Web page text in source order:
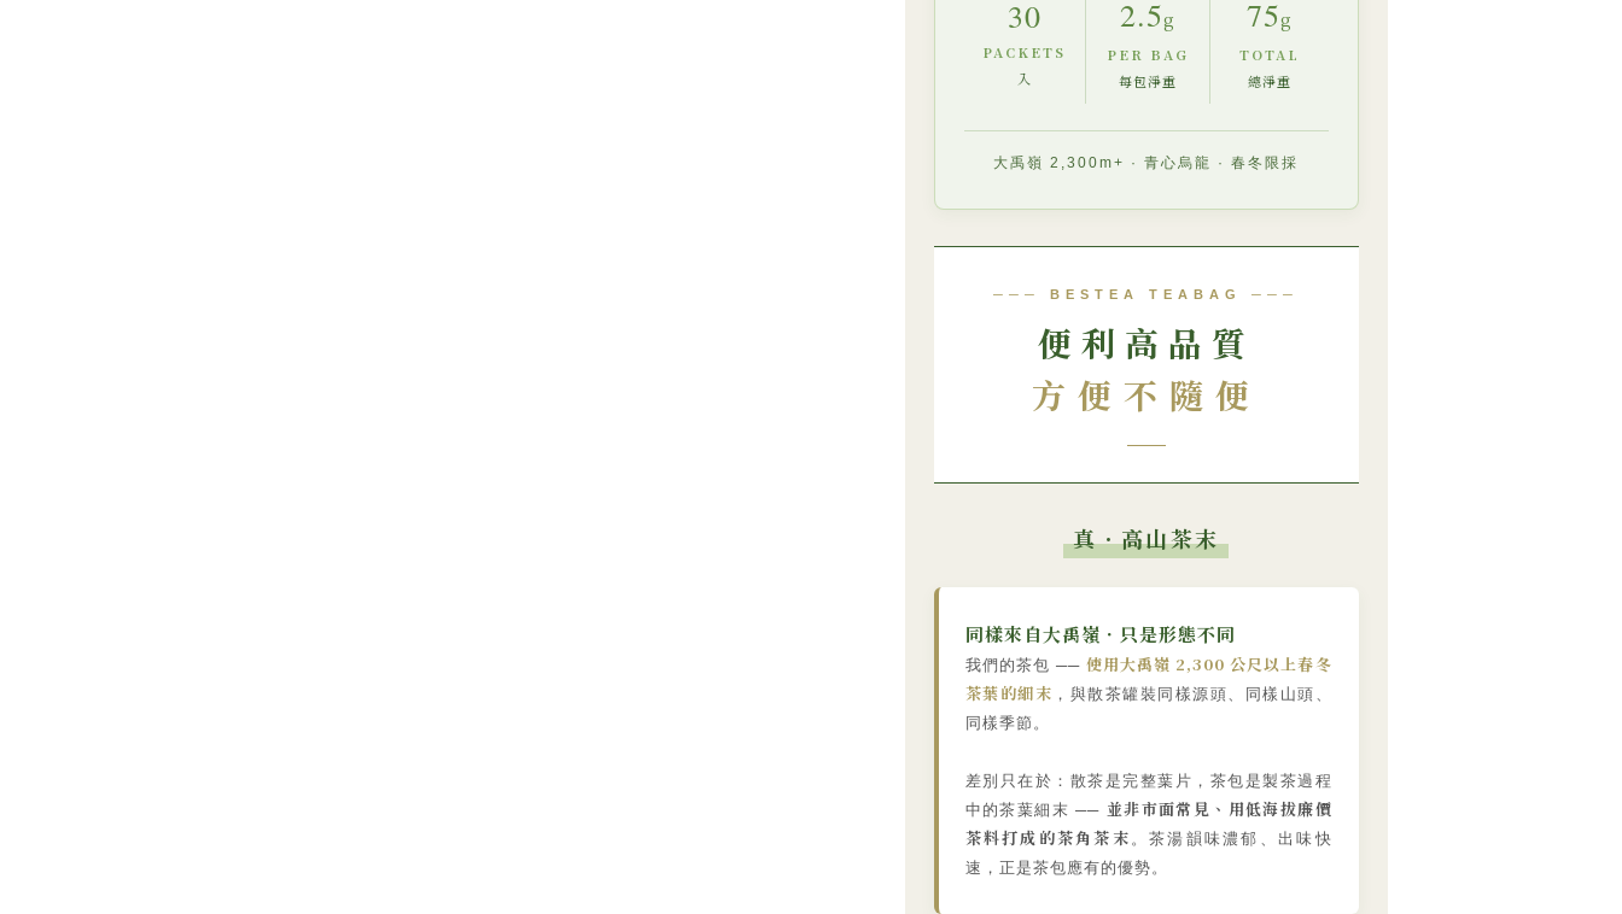
30
PACKETS
入
2.5g
PER BAG
每包淨重
75g
TOTAL
總淨重
大禹嶺 2,300m+ · 青心烏龍 · 春冬限採
─── BESTEA TEABAG ───
便利高品質
方便不隨便
真．高山茶末
同樣來自大禹嶺．只是形態不同
我們的茶包 ── 使用大禹嶺 2,300 公尺以上春冬
茶葉的細末 ，與散茶罐裝同樣源頭、同樣山頭、
同樣季節。
差別只在於：散茶是完整葉片，茶包是製茶過程
中的茶葉細末 ── 並非市面常見、用低海拔廉價
茶料打成的茶角茶末 。茶湯韻味濃郁、出味快
速，正是茶包應有的優勢。